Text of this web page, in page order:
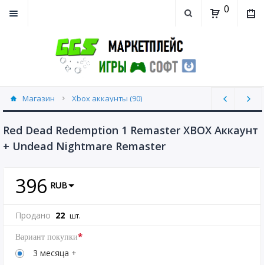
0
Магазин Xbox аккаунты (90)
Red Dead Redemption 1 Remaster XBOX Аккаунт
+ Undead Nightmare Remaster
396 RUB
Продано 22 шт.
Вариант покупки*
3 месяца +